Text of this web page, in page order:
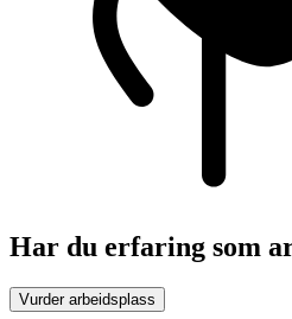
Har du erfaring som
Vurder arbeidsplass